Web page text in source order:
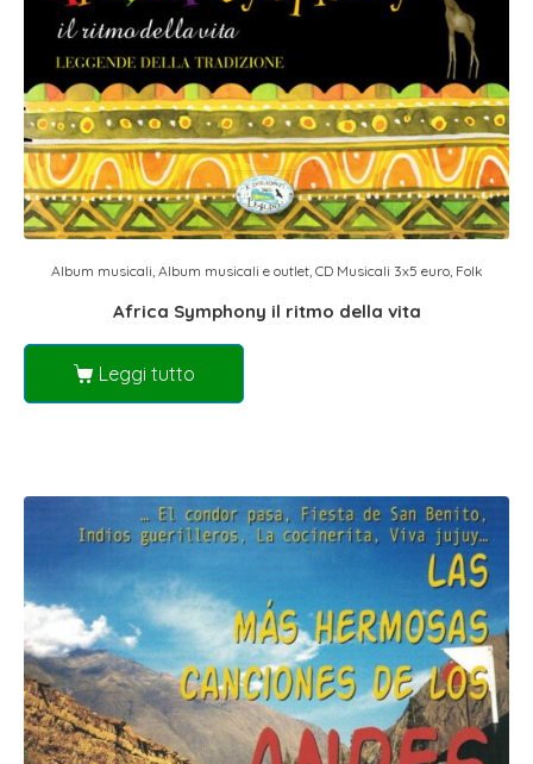
Album musicali Album musicali e outlet, CD Musicali 3x5 euro, Folk
Africa Symphony il ritmo della vita
Leggi tutto